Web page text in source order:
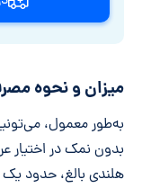
میزان و نحوه
بدون نمک در اختیار
هلندی بالغ، حدود